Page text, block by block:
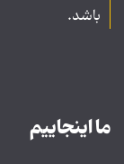
باشد.
ما اینجاییم